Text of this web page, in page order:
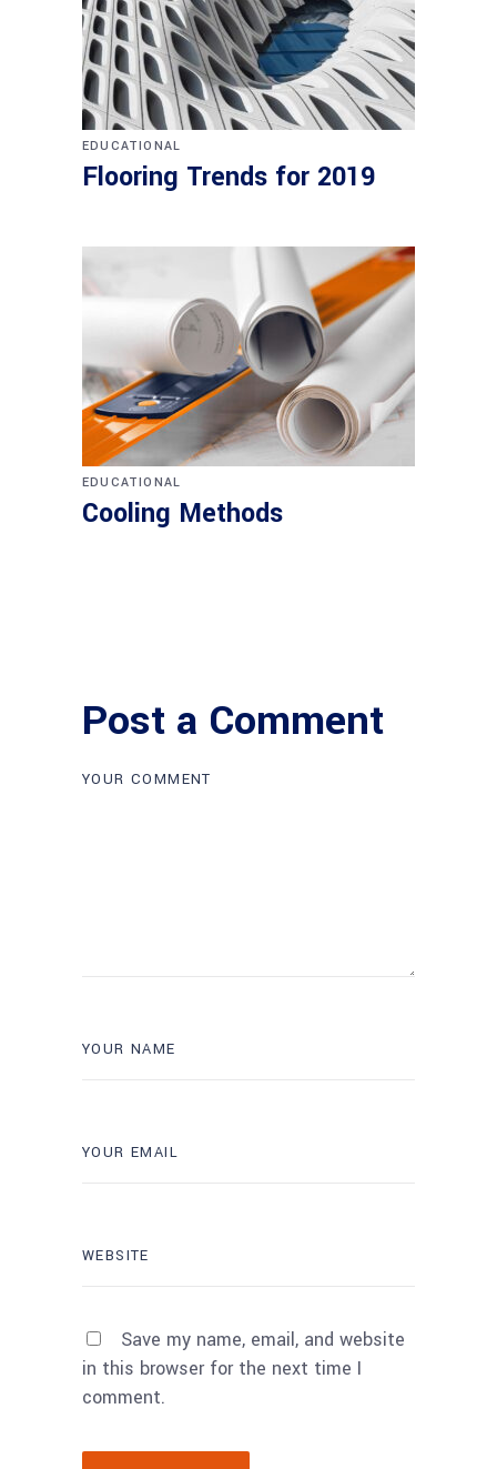
EDUCATIONAL
Flooring Trends for 2019
EDUCATIONAL
Cooling Methods
Post a Comment
Save my name, email, and website
in this browser for the next time I
comment.